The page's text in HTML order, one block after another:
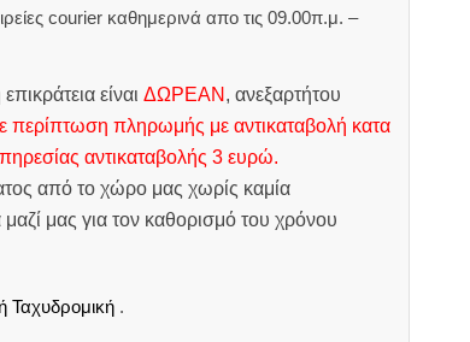
courier καθημερινά απο τις 09.00π.μ. –
είναι ΔΩΡΕΑΝ , ανεξαρτήτου
περίπτωση πληρωμής με αντικαταβολή κατα
αντικαταβολής 3 ευρώ.
από το χώρο μας χωρίς καμία
μας για τον καθορισμό του χρόνου
Ταχυδρομική.